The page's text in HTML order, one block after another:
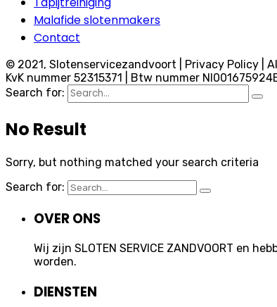
Malafide slotenmakers
Contact
© 2021, Slotenservicezandvoort | Privacy Policy |
KvK nummer 52315371 | Btw nummer
Search for:
No Result
Sorry, but nothing matched your search criteria
Search for:
OVER ONS
Wij zijn SLOTEN SERVICE ZANDVOORT en
worden.
DIENSTEN